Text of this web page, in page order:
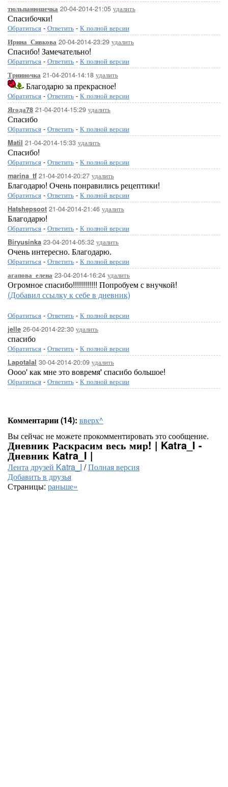
тюльпанюшечка 20-04-2014-21:05 удалить
Спасибочки!
Обратиться - Ответить - К полной версии
Ирина_Сивкова 20-04-2014-23:29 удалить
Спасибо! Замечательно!
Обратиться - Ответить - К полной версии
Трииночка 21-04-2014-14:18 удалить
Благодарю за прекрасное!
Обратиться - Ответить - К полной версии
Ягода78 21-04-2014-15:29 удалить
Спасибо
Обратиться - Ответить - К полной версии
Matil 21-04-2014-15:33 удалить
Спасибо!
Обратиться - Ответить - К полной версии
marina_tf 21-04-2014-20:27 удалить
Благодарю! Очень понравились рецептики!
Обратиться - Ответить - К полной версии
Hatshepsoot 21-04-2014-21:46 удалить
Благодарю!
Обратиться - Ответить - К полной версии
Biryusinka 23-04-2014-05:32 удалить
Очень интересно. Благодарю.
Обратиться - Ответить - К полной версии
агапова_елена 23-04-2014-16:24 удалить
Огромное спасибо!!!!!!!!!!!! Попробуем с внучкой!
(Добавил ссылку к себе в дневник)
Обратиться - Ответить - К полной версии
jelle 26-04-2014-22:30 удалить
спасибо
Обратиться - Ответить - К полной версии
Lapotalal 30-04-2014-20:09 удалить
Оооо' как мне это вовремя' спасибо большое!
Обратиться - Ответить - К полной версии
Комментарии (14): вверх^
Вы сейчас не можете прокомментировать это сообщение.
Дневник Раскрасим весь мир! | Katra_I -
Дневник Katra_I |
Лента друзей Katra_I /Полная версия
Добавить в друзья
Страницы: раньше»